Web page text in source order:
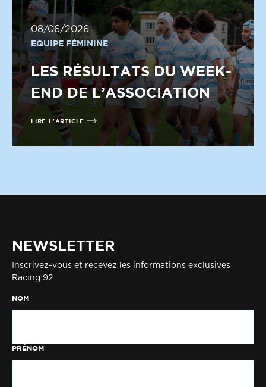
08/06/2026
EQUIPE FÉMININE
LES RÉSULTATS DU WEEK-
END DE L’ASSOCIATION
LIRE L'ARTICLE
NEWSLETTER
Inscrivez-vous et recevez les informations exclusives
Racing 92
NOM
PRÉNOM